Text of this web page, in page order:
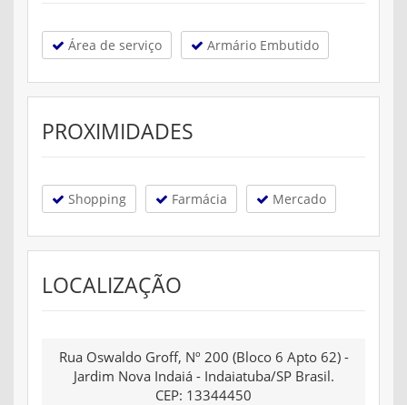
Área de serviço Armário Embutido
PROXIMIDADES
Shopping Farmácia Mercado
LOCALIZAÇÃO
Rua Oswaldo Groff, Nº 200 (Bloco 6 Apto 62) -
Jardim Nova Indaiá - Indaiatuba/SP Brasil.
CEP: 13344450